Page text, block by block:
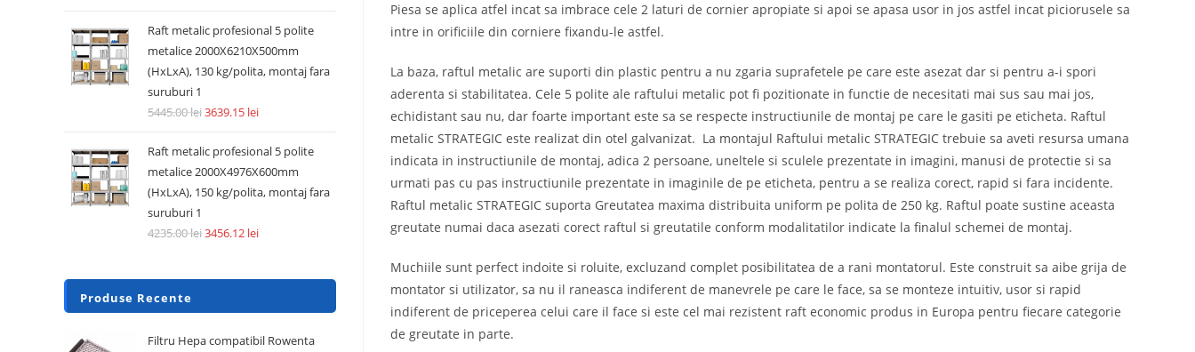
Piesa se aplica atfel incat sa imbrace cele 2 laturi de cornier apropiate si apoi se apasa usor in jos astfel incat piciorusele sa
intre in orificiile din corniere fixandu-le astfel.
La baza, raftul metalic are suporti din plastic pentru a nu zgaria suprafetele pe care este asezat dar si pentru a-i spori
aderenta si stabilitatea. Cele 5 polite ale raftului metalic pot fi pozitionate in functie de necesitati mai sus sau mai jos,
echidistant sau nu, dar foarte important este sa se respecte instructiunile de montaj pe care le gasiti pe eticheta. Raftul
metalic STRATEGIC este realizat din otel galvanizat. La montajul Raftului metalic STRATEGIC trebuie sa aveti resursa umana
indicata in instructiunile de montaj, adica 2 persoane, uneltele si sculele prezentate in imagini, manusi de protectie si sa
urmati pas cu pas instructiunile prezentate in imaginile de pe eticheta, pentru a se realiza corect, rapid si fara incidente.
Raftul metalic STRATEGIC suporta Greutatea maxima distribuita uniform pe polita de 250 kg. Raftul poate sustine aceasta
greutate numai daca asezati corect raftul si greutatile conform modalitatilor indicate la finalul schemei de montaj.
Muchiile sunt perfect indoite si roluite, excluzand complet posibilitatea de a rani montatorul. Este construit sa aibe grija de
montator si utilizator, sa nu il raneasca indiferent de manevrele pe care le face, sa se monteze intuitiv, usor si rapid
indiferent de priceperea celui care il face si este cel mai rezistent raft economic produs in Europa pentru fiecare categorie
de greutate in parte.
Raft metalic profesional 5 polite
metalice 2000X6210X500mm
(HxLxA), 130 kg/polita, montaj fara
suruburi 1
5445.00lei3639.15 lei
Raft metalic profesional 5 polite
metalice 2000X4976X600mm
(HxLxA), 150 kg/polita, montaj fara
suruburi 1
4235.00lei3456.12 lei
Produse Recente
Filtru Hepa compatibil Rowenta